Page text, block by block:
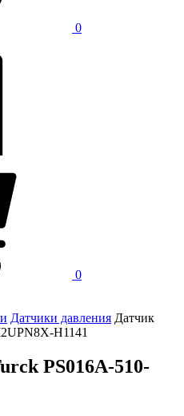
0
0
Датчики давления Датчик
H1141
PS016A-510-